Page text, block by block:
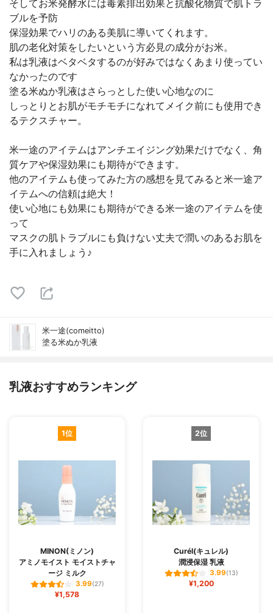
そしてお米発酵水には毒素排出効果と抗酸化物質で肌トラ
ブルを予防
保湿効果でハリのある美肌に導いてくれます。
肌の老化対策をしたいという方必見の成分がお米。
私は乳液はベタベタするのが好みではなくあまり使ってい
なかったのです
塗る米ぬか乳液はさらっとした使い心地なのに
しっとりとお肌がモチモチになれてメイク前にも使用でき
るテクスチャー。
米一途のアイテムはアンチエイジング効果だけでなく、角
質ケアや保湿効果にも期待ができます。
他のアイテムも使ってみた方の感想を見てみると米一途ア
イテムへの信頼は絶大！
使い心地にも効果にも期待ができる米一途のアイテムを使
って
マスクの肌トラブルにも負けない丈夫で潤いのあるお肌を
手に入れましょう♪
米一途(comeitto)
塗る米ぬか乳液
乳液おすすめランキング
1位
MINON(ミノン)
アミノモイスト モイストチャ
ージ ミルク
3.99(27)
¥1,578
2位
Curél(キュレル)
潤浸保湿 乳液
3.99(13)
¥1,200